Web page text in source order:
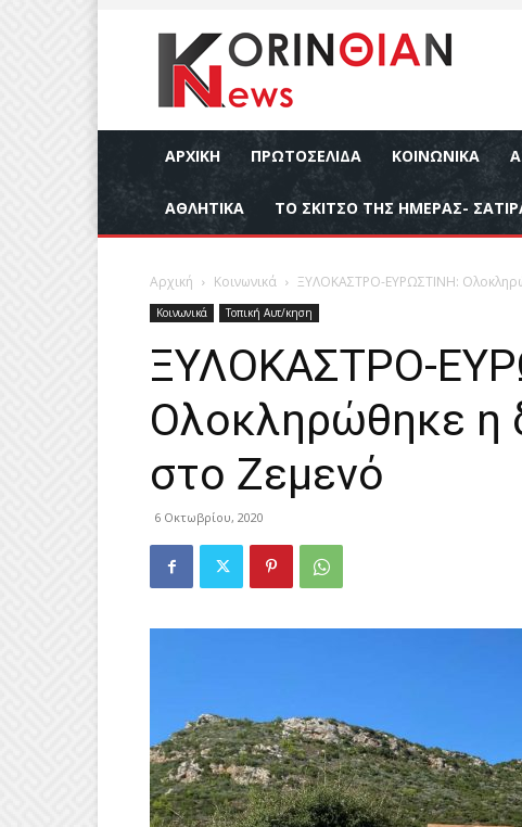
ΑΡΧΙΚΉ ΠΡΩΤΟΣΕΛΙΔΑ ΚΟΙΝΩΝΙΚΆ
ΑΘΛΗΤΙΚΆ ΤΟ ΣΚΙΤΣΟ ΤΗΣ ΗΜΕΡΑΣ-
Αρχική Κοινωνικά ΞΥΛΟΚΑΣΤΡΟ-ΕΥΡΩΣΤΙΝΗ:
Κοινωνικά Τοπική Αυτ/κηση
ΞΥΛΟΚΑΣΤΡΟ-
Ολοκληρώθηκε η
στο Ζεμενό
6 Οκτωβρίου, 2020